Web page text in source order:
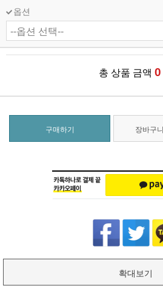
옵션
총 상품 금액 0
구매하기 장바구니
확대보기